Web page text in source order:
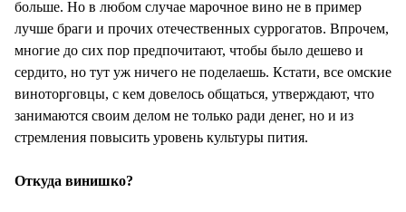
больше. Но в любом случае марочное вино не в пример
лучше браги и прочих отечественных суррогатов. Впрочем,
многие до сих пор предпочитают, чтобы было дешево и
сердито, но тут уж ничего не поделаешь. Кстати, все омские
виноторговцы, с кем довелось общаться, утверждают, что
занимаются своим делом не только ради денег, но и из
стремления повысить уровень культуры пития.
Откуда винишко?